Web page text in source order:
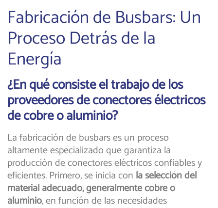
Fabricación de Busbars: Un
Proceso Detrás de la
Energía
¿En qué consiste el trabajo de los
proveedores de conectores électricos
de cobre o aluminio?
La fabricación de busbars es un proceso
altamente especializado que garantiza la
producción de conectores eléctricos confiables y
eficientes. Primero, se inicia con la selección del
material adecuado, generalmente cobre o
aluminio, en función de las necesidades